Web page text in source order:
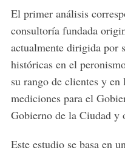
El primer análisis
consultoría fundada
actualmente dirigida por
históricas en el
su rango de clientes y
mediciones para el
Gobierno de la Ciudad y
Este estudio se basa en